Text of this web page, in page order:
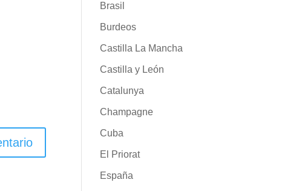
Brasil
Burdeos
Castilla La Mancha
Castilla y León
Catalunya
Champagne
Cuba
El Priorat
España